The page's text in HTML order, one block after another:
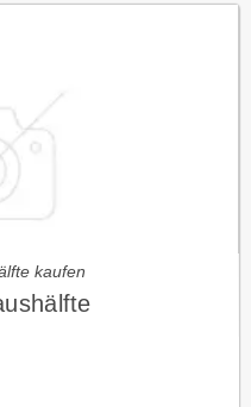
kaufen